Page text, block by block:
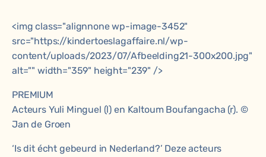
<img class="alignnone wp-image-3452"
src="https://kindertoeslagaffaire.nl/wp-
content/uploads/2023/07/Afbeelding21-300x200.jpg"
alt="" width="359" height="239" />
PREMIUM
Acteurs Yuli Minguel (l) en Kaltoum Boufangacha (r). ©
Jan de Groen
‘Is dit écht gebeurd in Nederland?’ Deze acteurs